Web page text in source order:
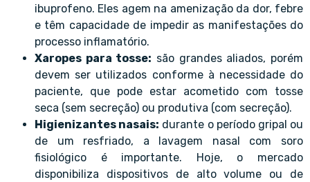
ibuprofeno. Eles agem na amenização da dor, febre
e têm capacidade de impedir as manifestações do
processo inflamatório.
Xaropes para tosse: são grandes aliados, porém
devem ser utilizados conforme à necessidade do
paciente, que pode estar acometido com tosse
seca (sem secreção) ou produtiva (com secreção).
Higienizantes nasais: durante o período gripal ou
de um resfriado, a lavagem nasal com soro
fisiológico é importante. Hoje, o mercado
disponibiliza dispositivos de alto volume ou de